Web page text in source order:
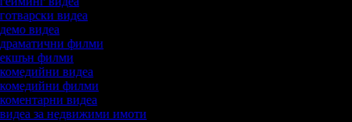
видеа
видеа
драматични филми
екшън филми
комедийни видеа
комедийни филми
видеа
видеа за недвижими имоти